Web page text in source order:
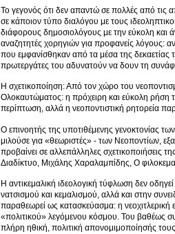
Το γεγονός ότι δεν απαντώ σε πολλές από τις
σε κάποιον τύπο διαλόγου με τους
διάφορους δημοσιολόγους με την εύκολη και
αναζητητές χορηγιών για προφανείς λόγους:
που εμφανίσθηκαν από τα μέσα της δεκαετίας
πρωτεργάτες του αδυνατούν να δουν τη
Η σχετικοποίηση: Από τον χώρο του
Ολοκαυτώματος: η πρόχειρη και εύκολη ρήση
περίπτωση, αλλά η νεοποντιστική ρητορεία
Ο επινοητής της υποτιθέμενης γενοκτονίας
μιλούσε για «θεωριστές» - των Νεοποντίων,
προβαίνει σε αλλεπάλληλες
Διαδίκτυο, Μιχάλης Χαραλαμπίδης, Ο
Η αντικεμαλική ιδεολογική τύφλωση δεν
νατσισμού και κεμαλισμού, αλλά και στην
παραθεωρεί ως κατασκεύασμα: η νεοχιτλερική
«πολιτικού» λεγόμενου κόσμου. Του βαθέως
πλήρη ηθική, πολιτική απονομιμοποίησής